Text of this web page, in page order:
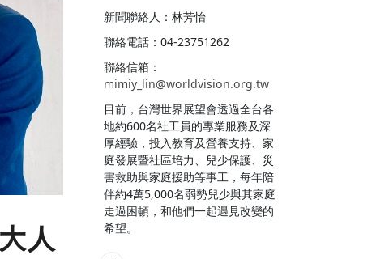
人
新聞聯絡人：林芳怡
聯絡電話：04-23751262
聯絡信箱：
mimiy_lin@worldvision.org.tw
目前，台灣世界展望會透過全台各
地約600名社工員的專業服務及深
厚經驗，投入教育及營養支持、家
庭發展暨社區培力、兒少保護、災
害救助與家庭援助等事工，每年陪
伴約4萬5,000名弱勢兒少與其家庭
走過困頓，和他們一起遇見改變的
希望。